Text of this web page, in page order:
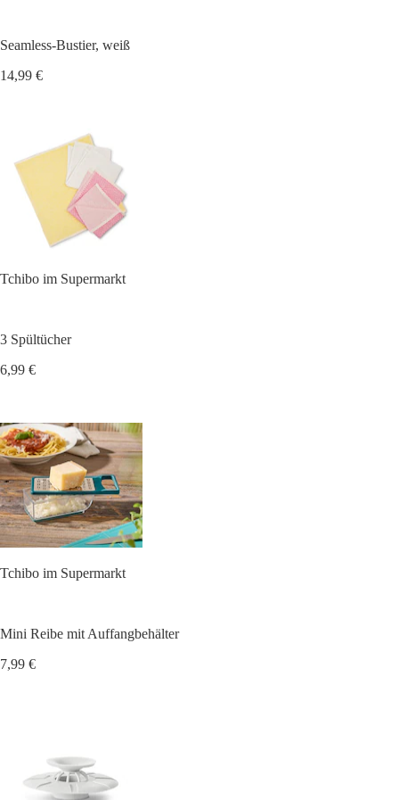
Seamless-Bustier, weiß
14,99 €
Tchibo im Supermarkt
3 Spültücher
6,99 €
Tchibo im Supermarkt
Mini Reibe mit Auffangbehälter
7,99 €